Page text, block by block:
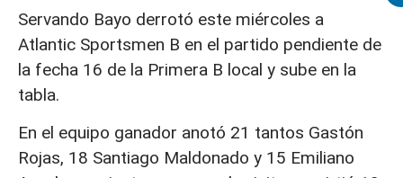
Servando Bayo derrotó este miércoles a
Atlantic Sportsmen B en el partido pendiente de
la fecha 16 de la Primera B local y sube en la
tabla.
En el equipo ganador anotó 21 tantos Gastón
Rojas, 18 Santiago Maldonado y 15 Emiliano